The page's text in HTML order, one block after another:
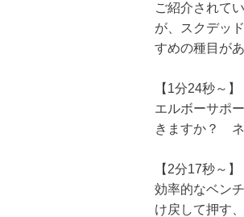
ご紹介されて
が、スクデッ
すめの種目が
【1分24秒～】
エルボーサポ
きますか？ ネ
【2分17秒～】
効率的なベン
け戻して押す